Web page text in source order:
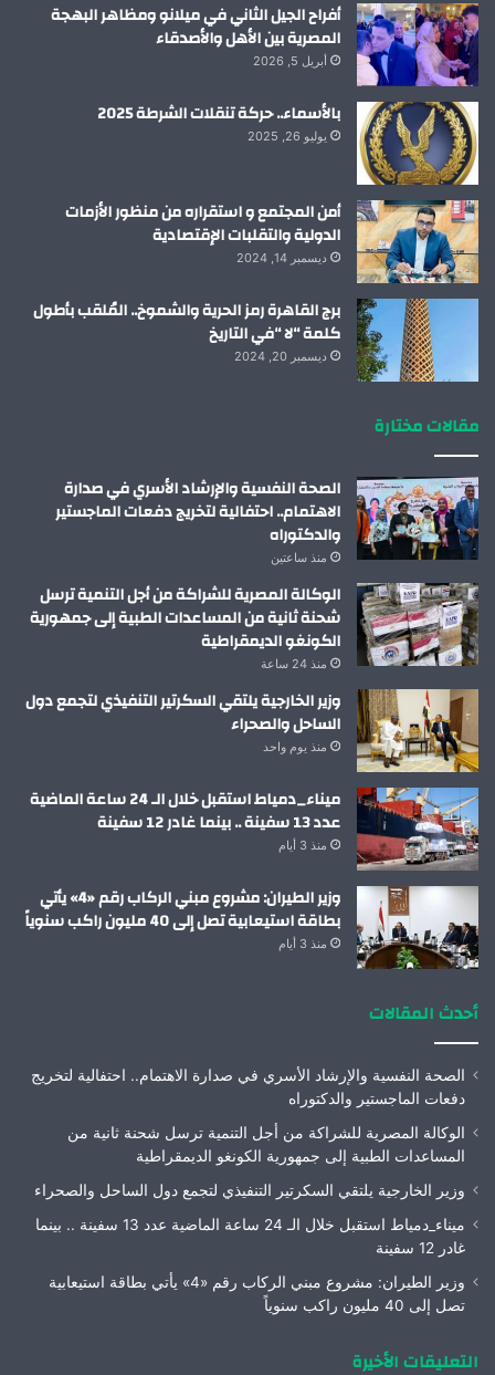
أفراح الجيل الثاني في ميلانو ومظاهر البهجة
المصرية بين الأهل والأصدقاء
أبريل 5, 2026
بالأسماء.. حركة تنقلات الشرطة 2025
يوليو 26, 2025
أمن المجتمع و استقراره من منظور الأزمات
الدولية والتقلبات الإقتصادية
ديسمبر 14, 2024
برج القاهرة رمز الحرية والشموخ.. المُلقب بأطول
كلمة “لا “في التاريخ
ديسمبر 20, 2024
مقالات مختارة
الصحة النفسية والإرشاد الأسري في صدارة
الاهتمام.. احتفالية لتخريج دفعات الماجستير
والدكتوراه
منذ ساعتين
الوكالة المصرية للشراكة من أجل التنمية ترسل
شحنة ثانية من المساعدات الطبية إلى جمهورية
الكونغو الديمقراطية
منذ 24 ساعة
وزير الخارجية يلتقي السكرتير التنفيذي لتجمع دول
الساحل والصحراء
منذ يوم واحد
ميناء_دمياط استقبل خلال الـ 24 ساعة الماضية
عدد 13 سفينة .. بينما غادر 12 سفينة
منذ 3 أيام
وزير الطيران: مشروع مبني الركاب رقم «4» يأتي
بطاقة استيعابية تصل إلى 40 مليون راكب سنوياً
منذ 3 أيام
أحدث المقالات
الصحة النفسية والإرشاد الأسري في صدارة الاهتمام.. احتفالية لتخريج
دفعات الماجستير والدكتوراه
الوكالة المصرية للشراكة من أجل التنمية ترسل شحنة ثانية من
المساعدات الطبية إلى جمهورية الكونغو الديمقراطية
وزير الخارجية يلتقي السكرتير التنفيذي لتجمع دول الساحل والصحراء
ميناء_دمياط استقبل خلال الـ 24 ساعة الماضية عدد 13 سفينة .. بينما
غادر 12 سفينة
وزير الطيران: مشروع مبني الركاب رقم «4» يأتي بطاقة استيعابية
تصل إلى 40 مليون راكب سنوياً
التعليقات الأخيرة